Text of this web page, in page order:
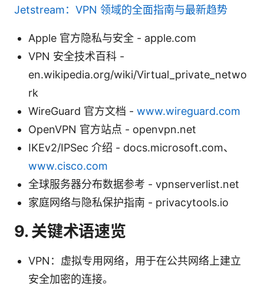
Jetstream：VPN 领域的全面指南与最新趋势
Apple 官方隐私与安全 - apple.com
VPN 安全技术百科 -
en.wikipedia.org/wiki/Virtual_private_netwo
rk
WireGuard 官方文档 - www.wireguard.com
OpenVPN 官方站点 - openvpn.net
IKEv2/IPSec 介绍 - docs.microsoft.com、
www.cisco.com
全球服务器分布数据参考 - vpnserverlist.net
家庭网络与隐私保护指南 - privacytools.io
9. 关键术语速览
VPN：虚拟专用网络，用于在公共网络上建立
安全加密的连接。